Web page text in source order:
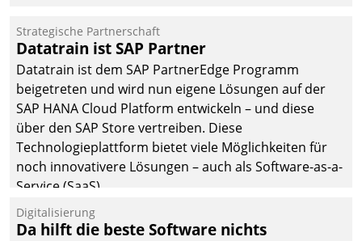
Einsparungen durch optimierte und automatisierte
Prozesse. Doch man darf nicht zu viel erwarten: Allein
mit der Einführung einer neuen Software ist es nicht
getan. Die Digitalisierung erfordert von Unternehmen
die Bereitschaft, sich zu überprüfen, zu hinterfragen
und zu verändern.
Strategische Partnerschaft
Datatrain ist SAP Partner
Datatrain ist dem SAP PartnerEdge Programm
beigetreten und wird nun eigene Lösungen auf der
SAP HANA Cloud Platform entwickeln – und diese
über den SAP Store vertreiben. Diese
Technologieplattform bietet viele Möglichkeiten für
noch innovativere Lösungen – auch als Software-as-a-
Service (SaaS).
Digitalisierung
Da hilft die beste Software nichts